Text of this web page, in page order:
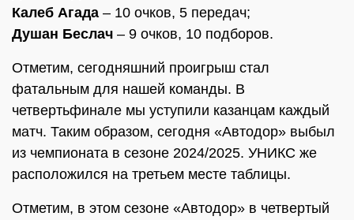
Калеб Агада – 10 очков, 5 передач;
Душан Беслач – 9 очков, 10 подборов.
Отметим, сегодняшний проигрыш стал
фатальным для нашей команды. В
четвертьфинале мы уступили казанцам каждый
матч. Таким образом, сегодня «Автодор» выбыл
из чемпионата в сезоне 2024/2025. УНИКС же
расположился на третьем месте таблицы.
Отметим, в этом сезоне «Автодор» в четвертый